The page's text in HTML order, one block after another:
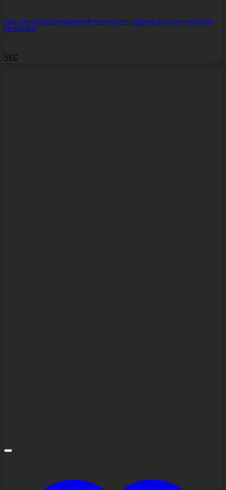
Βάση τραπεζιού Levo pakoworld πτυσσόμενη μεταλλική σε μαύρη απόχρωση
69x69x73εκ
58€